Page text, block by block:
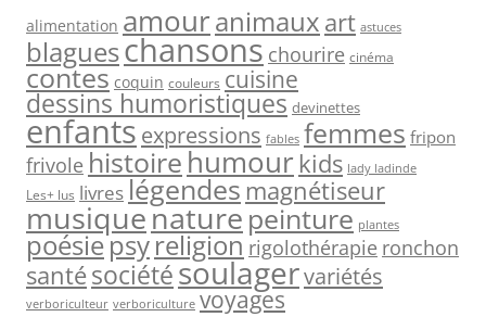
alimentation amouranimaux art astuces
blagueschansons chourire cinéma
contes coquin couleurs cuisine
dessins humoristiques devinettes
enfantsexpressions fables femmes fripon
frivole histoire humour kids lady ladinde
Les+ lus livreslégendes magnétiseur
musiquenature peinture plantes
poésiepsyreligion rigolothérapie ronchon
santésociétésoulagervariétés
verboriculteur verboriculture voyages